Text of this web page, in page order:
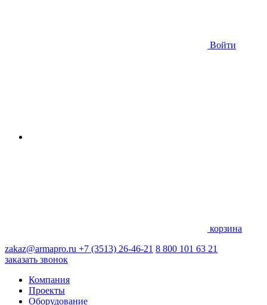
Войти
корзина
zakaz@armapro.ru +7 (3513) 26-46-21 8 800 101 63 21
заказать звонок
Компания
Проекты
Оборудование